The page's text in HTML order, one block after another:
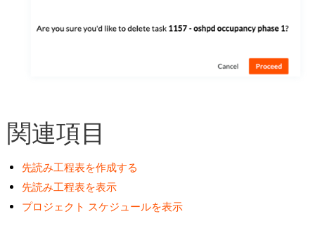
関連項目
先読み工程表を作成する
先読み工程表を表示
プロジェクト スケジュールを表示